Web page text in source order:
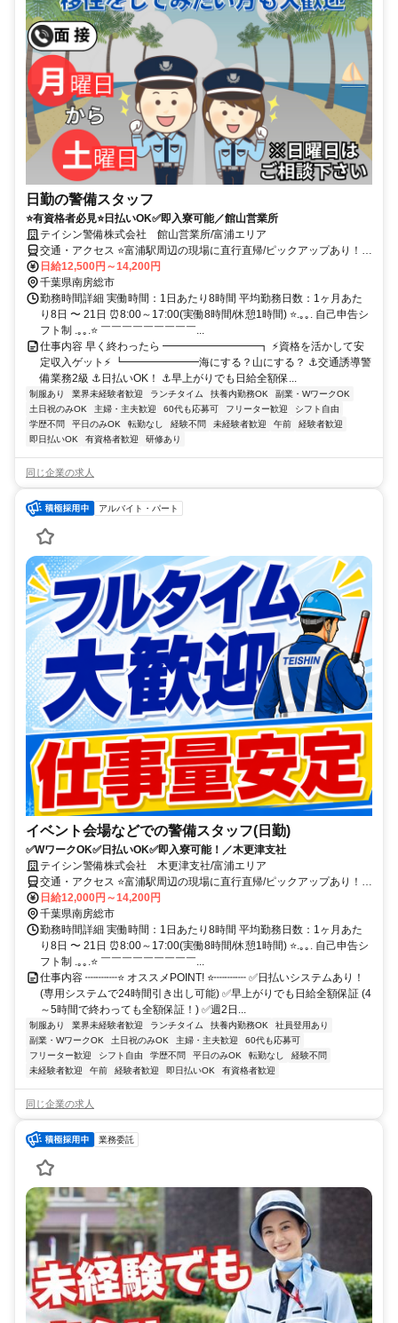
日勤の警備スタッフ
⭐有資格者必見⭐日払いOK✅即入寮可能／館山営業所
テイシン警備株式会社 館山営業所/富浦エリア
交通・アクセス ⭐富浦駅周辺の現場に直行直帰/ピックアップあり！移
動の心配は不要です♪
日給12,500円～14,200円
千葉県南房総市
勤務時間詳細 実働時間：1日あたり8時間 平均勤務日数：1ヶ月あた
り8日 〜 21日 ⏰8:00～17:00(実働8時間/休憩1時間) ⭐.｡｡. 自己申告シ
フト制 .｡｡.⭐ ￣￣￣￣￣￣￣￣￣...
仕事内容 早く終わったら ━━━━━━━━━┓ ⚡資格を活かして安
定収入ゲット⚡ ┗━━━━━━━海にする？山にする？ ⚓交通誘導警
備業務2級 ⚓日払いOK！ ⚓早上がりでも日給全額保...
制服あり 業界未経験者歓迎 ランチタイム 扶養内勤務OK
副業・WワークOK
土日祝のみOK
主婦・主夫歓迎 60代も応募可 フリーター歓迎
シフト自由
学歴不問
平日のみOK 転勤なし 経験不問 未経験者歓迎 午前
経験者歓迎
即日払いOK
有資格者歓迎 研修あり
同じ企業の求人
アルバイト・パート
イベント会場などでの警備スタッフ(日勤)
✅WワークOK✅日払いOK✅即入寮可能！／木更津支社
テイシン警備株式会社 木更津支社/富浦エリア
交通・アクセス ⭐富浦駅周辺の現場に直行直帰/ピックアップあり！移
動の心配は不要です♪
日給12,000円～14,200円
千葉県南房総市
勤務時間詳細 実働時間：1日あたり8時間 平均勤務日数：1ヶ月あた
り8日 〜 21日 ⏰8:00～17:00(実働8時間/休憩1時間) ⭐.｡｡. 自己申告シ
フト制 .｡｡.⭐ ￣￣￣￣￣￣￣￣￣...
仕事内容 ┉┉┉⭐ オススメPOINT! ⭐┉┉┉ ✅日払いシステムあり！
(専用システムで24時間引き出し可能) ✅早上がりでも日給全額保証 (4
～5時間で終わっても全額保証！) ✅週2日...
制服あり 業界未経験者歓迎 ランチタイム 扶養内勤務OK
社員登用あり
副業・WワークOK
土日祝のみOK 主婦・主夫歓迎
60代も応募可
フリーター歓迎
シフト自由 学歴不問 平日のみOK 転勤なし
経験不問
未経験者歓迎
午前 経験者歓迎 即日払いOK 有資格者歓迎
同じ企業の求人
業務委託